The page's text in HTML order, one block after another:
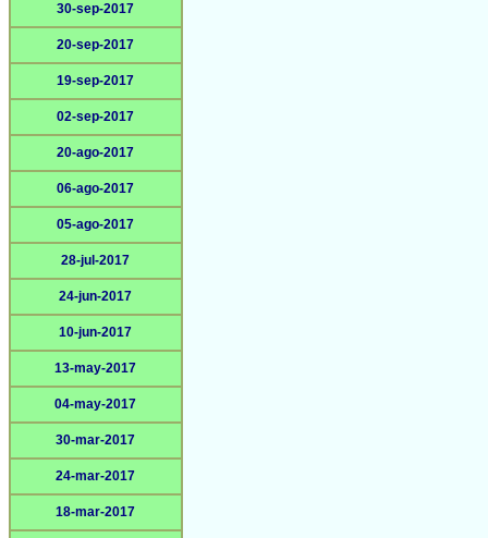
30-sep-2017
20-sep-2017
19-sep-2017
02-sep-2017
20-ago-2017
06-ago-2017
05-ago-2017
28-jul-2017
24-jun-2017
10-jun-2017
13-may-2017
04-may-2017
30-mar-2017
24-mar-2017
18-mar-2017